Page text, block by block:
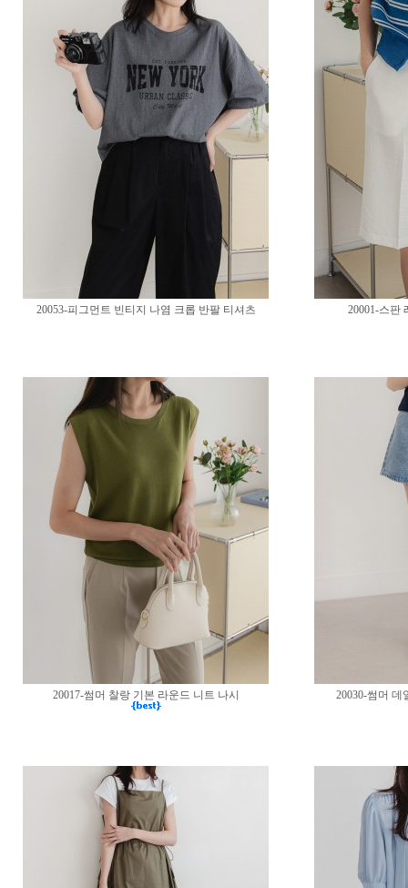
20053-피그먼트 빈티지 나염 크롭 반팔 티셔츠 20001-스판
20017-썸머 찰랑 기본 라운드 니트 나시 20030-썸머 데